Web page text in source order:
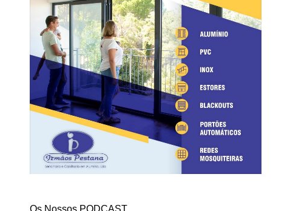
Os Nossos PODCAST